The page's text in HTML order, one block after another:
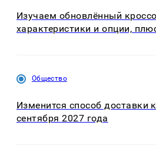
Изучаем обновлённый
характеристики и опции,
Общество
Изменится способ доставки
сентября 2027 года